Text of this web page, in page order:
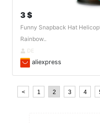
3 $
Funny Snapback Hat
Rainbow..
DE
aliexpress
< 1 2 3 4